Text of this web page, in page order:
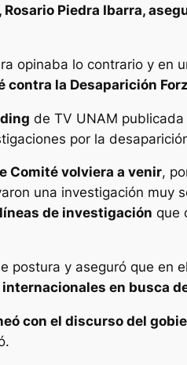
, Rosario Piedra Ibarra,
opinaba lo contrario y en
la Desaparición
de TV UNAM
por la
Comité volviera a venir,
una investigación muy
de investigación que
postura y aseguró que en
en busca
con el discurso del